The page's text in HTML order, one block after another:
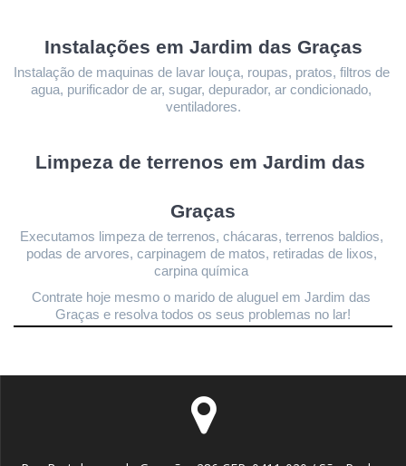
Instalações em Jardim das Graças
Instalação de maquinas de lavar louça, roupas, pratos, filtros de
agua, purificador de ar, sugar, depurador, ar condicionado,
ventiladores.
Limpeza de terrenos em Jardim das
Graças
Executamos limpeza de terrenos, chácaras, terrenos baldios,
podas de arvores, carpinagem de matos, retiradas de lixos,
carpina química
Contrate hoje mesmo o marido de aluguel em Jardim das
Graças e resolva todos os seus problemas no lar!